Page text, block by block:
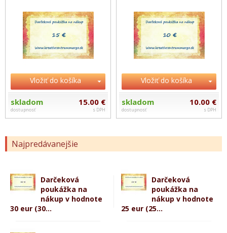
Najpredávanejšie
Darčeková
poukážka na
nákup v hodnote
30 eur (30...
Darčeková
poukážka na
nákup v hodnote
25 eur (25...
Vložiť do košíka
skladom
dostupnosť
15.00 €
s DPH
Vložiť do košíka
skladom
dostupnosť
10.00 €
s DPH